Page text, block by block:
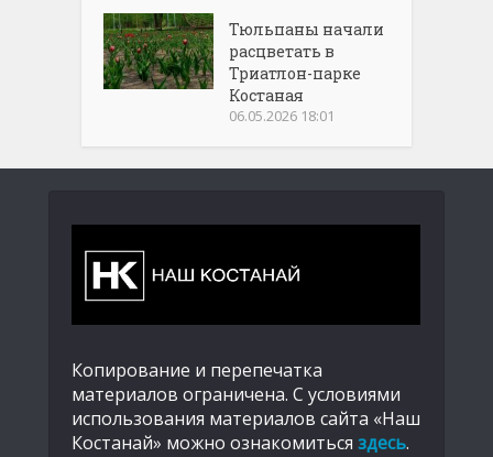
Тюльпаны начали
расцветать в
Триатлон-парке
Костаная
06.05.2026 18:01
Копирование и перепечатка
материалов ограничена. С условиями
использования материалов сайта «Наш
Костанай» можно ознакомиться здесь.